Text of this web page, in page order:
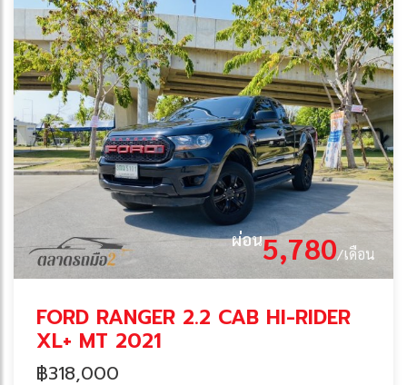
ผ่อน5,780/เดือน
FORD RANGER 2.2 CAB HI-RIDER
XL+ MT 2021
฿318,000